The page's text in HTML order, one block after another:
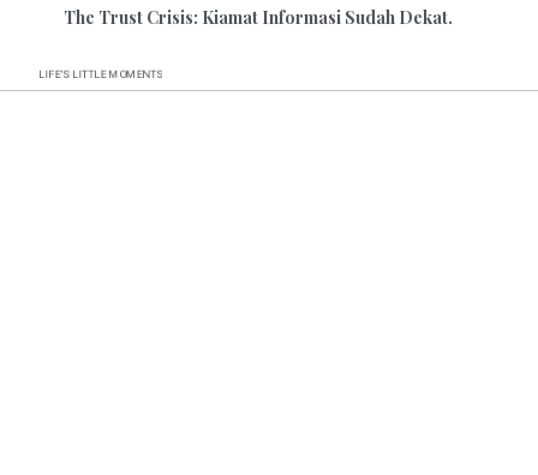
The Trust Crisis: Kiamat Informasi Sudah Dekat.
LIFE’S LITTLE MOMENTS